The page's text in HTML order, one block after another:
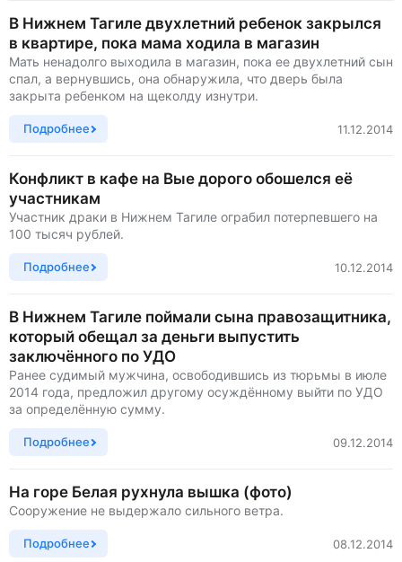
В Нижнем Тагиле двухлетний ребенок закрылся
в квартире, пока мама ходила в магазин
Мать ненадолго выходила в магазин, пока ее двухлетний сын
спал, а вернувшись, она обнаружила, что дверь была
закрыта ребенком на щеколду изнутри.
Подробнее 11.12.2014
Конфликт в кафе на Вые дорого обошелся её
участникам
Участник драки в Нижнем Тагиле ограбил потерпевшего на
100 тысяч рублей.
Подробнее 10.12.2014
В Нижнем Тагиле поймали сына правозащитника,
который обещал за деньги выпустить
заключённого по УДО
Ранее судимый мужчина, освободившись из тюрьмы в июле
2014 года, предложил другому осуждённому выйти по УДО
за определённую сумму.
Подробнее 09.12.2014
На горе Белая рухнула вышка (фото)
Сооружение не выдержало сильного ветра.
Подробнее 08.12.2014